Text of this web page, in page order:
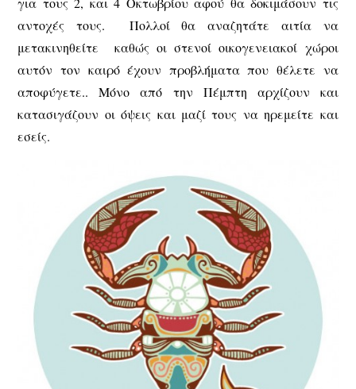
αντοχές τους. Πολλοί θα αναζητάτε αιτία να
μετακινηθείτε καθώς οι στενοί οικογενειακοί χώροι
αυτόν τον καιρό έχουν προβλήματα που θέλετε να
αποφύγετε.. Μόνο από την Πέμπτη αρχίζουν και
κατασιγάζουν οι όψεις και μαζί τους να ηρεμείτε και
εσείς.